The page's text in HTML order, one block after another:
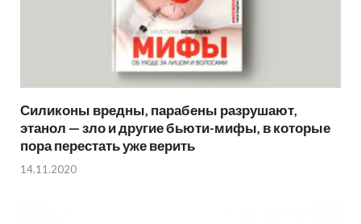
Силиконы вредны, парабены разрушают,
этанол — зло и другие бьюти-мифы, в которые
пора перестать уже верить
14.11.2020